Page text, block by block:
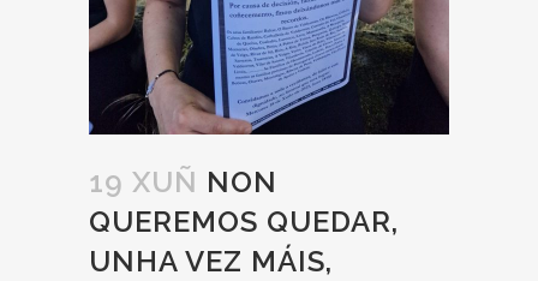
19 XUÑ NON
QUEREMOS QUEDAR,
UNHA VEZ MÁIS,